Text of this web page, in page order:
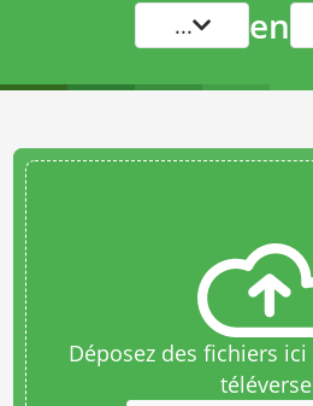
... en
Déposez des fichiers